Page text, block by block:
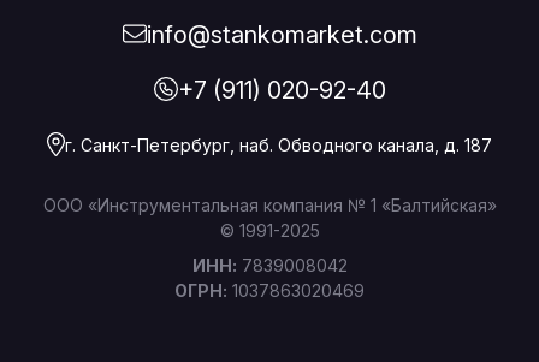
info@stankomarket.com
+7 (911) 020-92-40
г. Санкт-Петербург, наб. Обводного канала, д. 187
ООО «Инструментальная компания № 1 «Балтийская»
© 1991-2025
ИНН: 7839008042
ОГРН: 1037863020469